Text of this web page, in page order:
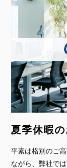
夏季休暇
平素は格別のご
ながら、弊社で